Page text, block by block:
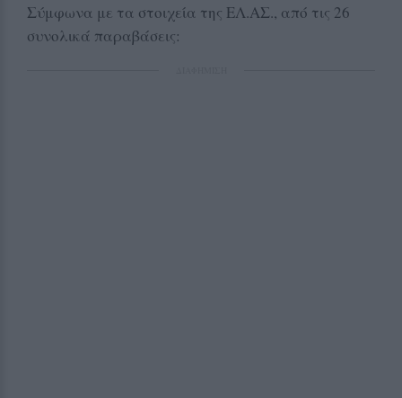
Σύμφωνα με τα στοιχεία της ΕΛ.ΑΣ., από τις 26
συνολικά παραβάσεις: